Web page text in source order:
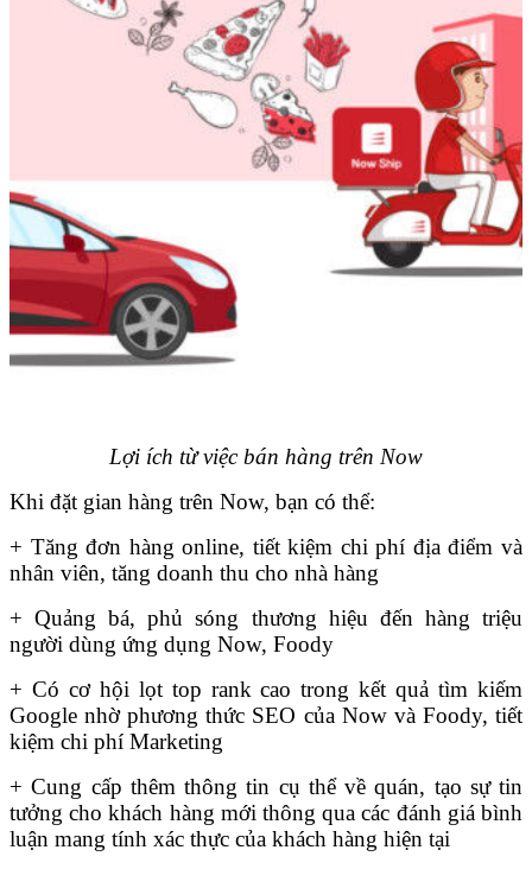
Lợi ích từ việc bán hàng trên Now
Khi đặt gian hàng trên Now, bạn có thể:
+ Tăng đơn hàng online, tiết kiệm chi phí địa điểm và
nhân viên, tăng doanh thu cho nhà hàng
+ Quảng bá, phủ sóng thương hiệu đến hàng triệu
người dùng ứng dụng Now, Foody
+ Có cơ hội lọt top rank cao trong kết quả tìm kiếm
Google nhờ phương thức SEO của Now và Foody, tiết
kiệm chi phí Marketing
+ Cung cấp thêm thông tin cụ thể về quán, tạo sự tin
tưởng cho khách hàng mới thông qua các đánh giá bình
luận mang tính xác thực của khách hàng hiện tại